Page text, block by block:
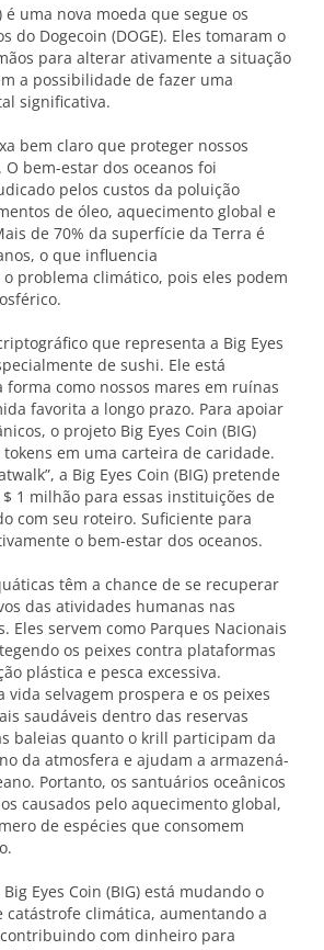
é uma nova moeda que segue os
do Dogecoin (DOGE). Eles tomaram o
para alterar ativamente a situação
a possibilidade de fazer uma
significativa.
bem claro que proteger nossos
O bem-estar dos oceanos foi
pelos custos da poluição
de óleo, aquecimento global e
de 70% da superfície da Terra é
o que influencia
problema climático, pois eles podem
que representa a Big Eyes
de sushi. Ele está
forma como nossos mares em ruínas
favorita a longo prazo. Para apoiar
o projeto Big Eyes Coin (BIG)
tokens em uma carteira de caridade.
a Big Eyes Coin (BIG) pretende
1 milhão para essas instituições de
com seu roteiro. Suficiente para
o bem-estar dos oceanos.
têm a chance de se recuperar
das atividades humanas nas
Eles servem como Parques Nacionais
os peixes contra plataformas
plástica e pesca excessiva.
vida selvagem prospera e os peixes
saudáveis ​​dentro das reservas
baleias quanto o krill participam da
da atmosfera e ajudam a armazená-
Portanto, os santuários oceânicos
causados ​​pelo aquecimento global,
de espécies que consomem
Eyes Coin (BIG) está mudando o
catástrofe climática, aumentando a
com dinheiro para